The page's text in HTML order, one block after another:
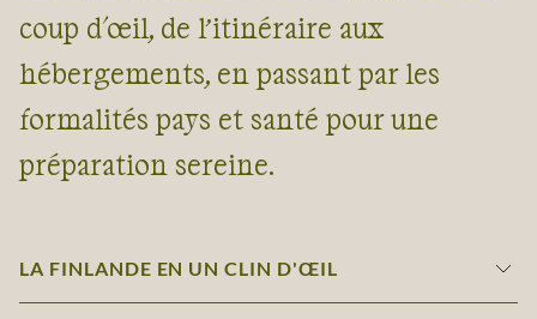
coup d'œil, de l’itinéraire aux
hébergements, en passant par les
formalités pays et santé pour une
préparation sereine.
LA FINLANDE EN UN CLIN D'ŒIL